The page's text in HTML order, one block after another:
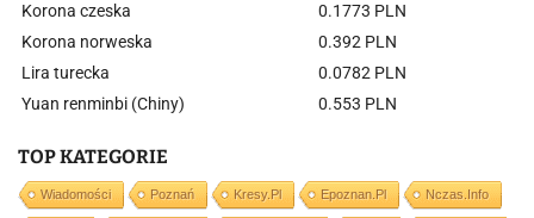
Korona czeska
0.1773 PLN
Korona norweska
0.392 PLN
Lira turecka
0.0782 PLN
Yuan renminbi (Chiny)
0.553 PLN
TOP KATEGORIE
Wiadomości Poznań Kresy.pl Epoznan.pl Nczas.info